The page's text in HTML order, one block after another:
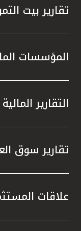
تقارير بيت
المؤسسات
التقارير المالية
تقارير سوق
علاقات